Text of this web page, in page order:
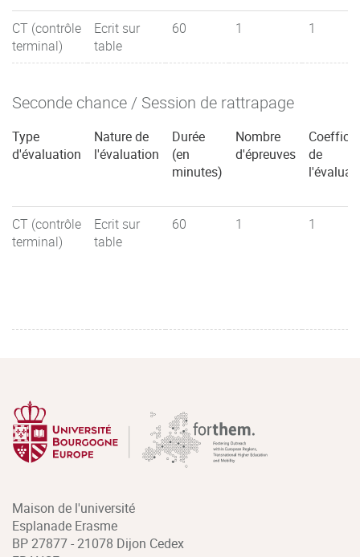
CT (contrôle
terminal)
Ecrit sur
table
60 1 1
Seconde chance / Session de rattrapage
Type
d'évaluation
Nature de
l'évaluation
Durée
(en
minutes)
Nombre
d'épreuves
de
CT (contrôle
terminal)
Ecrit sur
table
60 1 1
Maison de l'université
Esplanade Erasme
BP 27877 - 21078 Dijon Cedex